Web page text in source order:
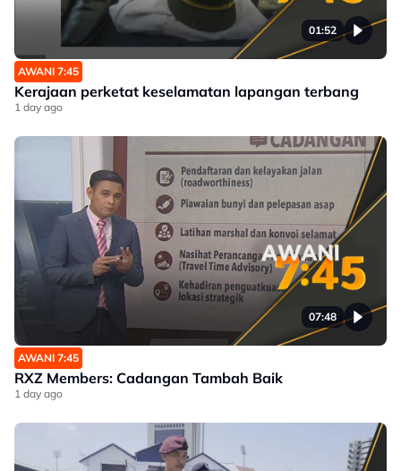
01:52
AWANI 7:45
Kerajaan perketat keselamatan lapangan terbang
1 day ago
07:48
AWANI 7:45
RXZ Members: Cadangan Tambah Baik
1 day ago